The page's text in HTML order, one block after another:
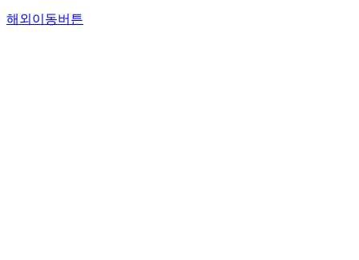
해외이동버튼